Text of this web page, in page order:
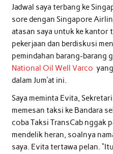
Jadwal saya terbang ke
sore dengan Singapore
atasan saya untuk ke kantor
pekerjaan dan berdiskusi
pemindahan barang-barang
National Oil Well Varco
dalam Jum’at ini.
Saya meminta Evita,
memesan taksi ke Bandara
coba Taksi TransCab nggak
mendelik heran, soalnya
saya. Evita tertawa pelan.